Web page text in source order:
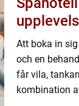
Att boka in
och en
får vila,
kombination